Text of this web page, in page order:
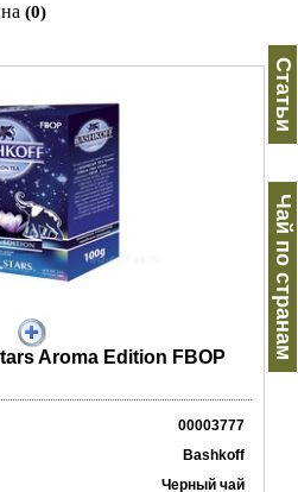
(0)
Aroma Edition FBOP
00003777
Bashkoff
Черный чай
Статьи
Чай по странам